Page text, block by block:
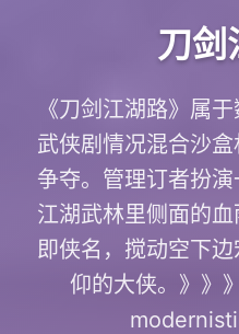
刀剑
《刀剑江湖路》属
武侠剧情况混合沙
争夺。管理订者扮
江湖武林里侧面的
即侠名，搅动空下
仰的大侠。》》